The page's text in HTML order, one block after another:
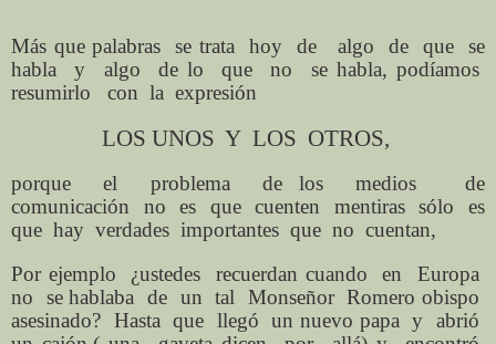
Más que palabras se trata hoy de algo de que se
habla y algo de lo que no se habla, podíamos
resumirlo con la expresión
LOS UNOS Y LOS OTROS,
porque el problema de los medios de
comunicación no es que cuenten mentiras sólo es
que hay verdades importantes que no cuentan,
Por ejemplo ¿ustedes recuerdan cuando en Europa
no se hablaba de un tal Monseñor Romero obispo
asesinado? Hasta que llegó un nuevo papa y abrió